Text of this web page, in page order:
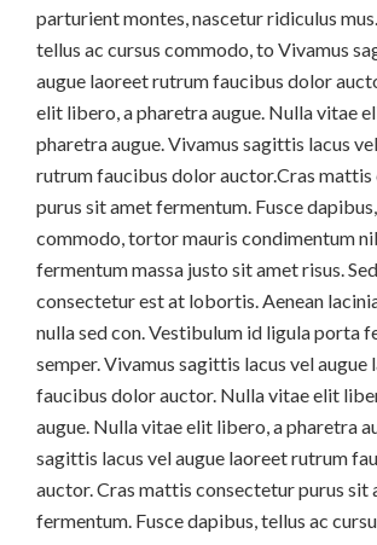
parturient montes, nascetur ridiculus
tellus ac cursus commodo, to Vivamus
augue laoreet rutrum faucibus dolor
elit libero, a pharetra augue. Nulla vitae
pharetra augue. Vivamus sagittis lacus
rutrum faucibus dolor auctor.Cras
purus sit amet fermentum. Fusce
commodo, tortor mauris condimentum
fermentum massa justo sit amet risus.
consectetur est at lobortis. Aenean
nulla sed con. Vestibulum id ligula porta
semper. Vivamus sagittis lacus vel
faucibus dolor auctor. Nulla vitae elit
augue. Nulla vitae elit libero, a pharetra
sagittis lacus vel augue laoreet rutrum
auctor. Cras mattis consectetur purus sit
fermentum. Fusce dapibus, tellus ac